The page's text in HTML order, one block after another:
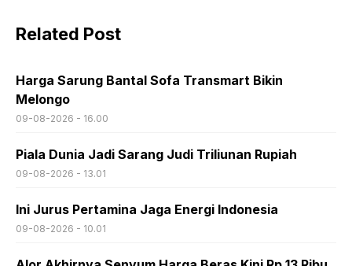
Related Post
Harga Sarung Bantal Sofa Transmart Bikin
Melongo
09-08-2026 - 16.00
Piala Dunia Jadi Sarang Judi Triliunan Rupiah
09-08-2026 - 13.01
Ini Jurus Pertamina Jaga Energi Indonesia
09-08-2026 - 10.01